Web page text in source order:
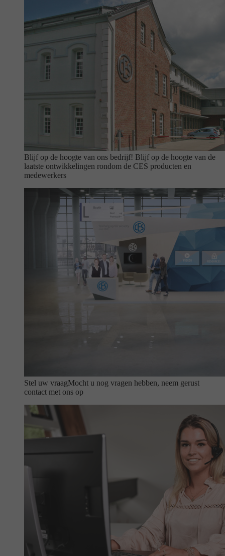
Blijf op de hoogte van ons bedrijf! Blijf op de hoogte van de
laatste ontwikkelingen rondom de CES producten en
medewerkers
Stel uw vraagMocht u nog vragen hebben, neem gerust
contact met ons op